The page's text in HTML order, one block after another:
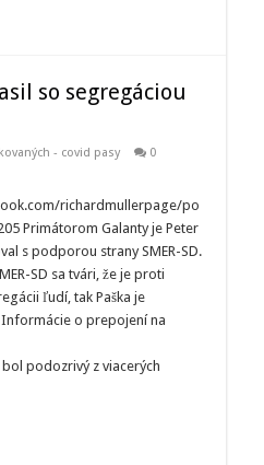
so segregáciou
- covid pasy 0
richardmullerpage/po
Primátorom Galanty je Peter
s podporou strany SMER-SD.
SD sa tvári, že je proti
ľudí, tak Paška je
Informácie o prepojení na
podozrivý z viacerých